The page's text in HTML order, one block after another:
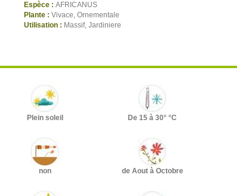
Espèce : AFRICANUS
Plante : Vivace, Ornementale
Utilisation : Massif, Jardiniere
Plein soleil De 15 à 30° °C
non de Aout à Octobre